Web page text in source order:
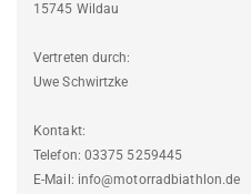
15745 Wildau
Vertreten durch:
Uwe Schwirtzke
Kontakt:
Telefon: 03375 5259445
E-Mail: info@motorradbiathlon.de